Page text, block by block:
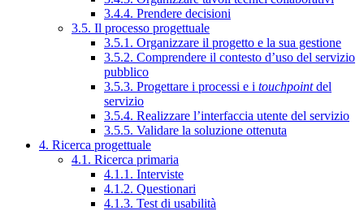
3.4.4. Prendere decisioni
3.5. Il processo progettuale
3.5.1. Organizzare il progetto e la sua gestione
3.5.2. Comprendere il contesto d’uso del servizio
pubblico
3.5.3. Progettare i processi e i touchpointdel
servizio
3.5.4. Realizzare l’interfaccia utente del servizio
3.5.5. Validare la soluzione ottenuta
4. Ricerca progettuale
4.1. Ricerca primaria
4.1.1. Interviste
4.1.2. Questionari
4.1.3. Test di usabilità